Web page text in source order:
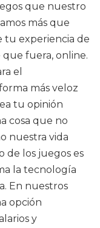
que nuestro
más que
tu experiencia de
que fuera, online.
el
más veloz
tu opinión
cosa que no
nuestra vida
de los juegos es
la tecnología
En nuestros
opción
y